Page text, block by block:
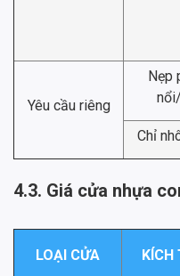
Yêu cầu riêng
Nẹp
Chỉ
4.3. Giá cửa nhựa
LOẠI CỬA KÍCH